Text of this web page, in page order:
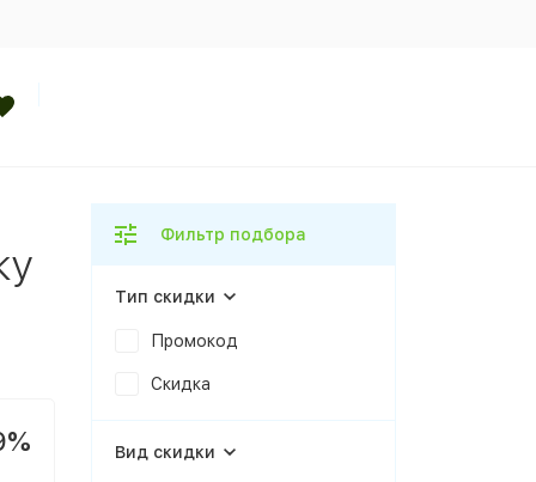
Фильтр подбора
Тип скидки
Промокод
Скидка
Вид скидки